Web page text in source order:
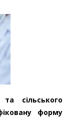
сільського
форму